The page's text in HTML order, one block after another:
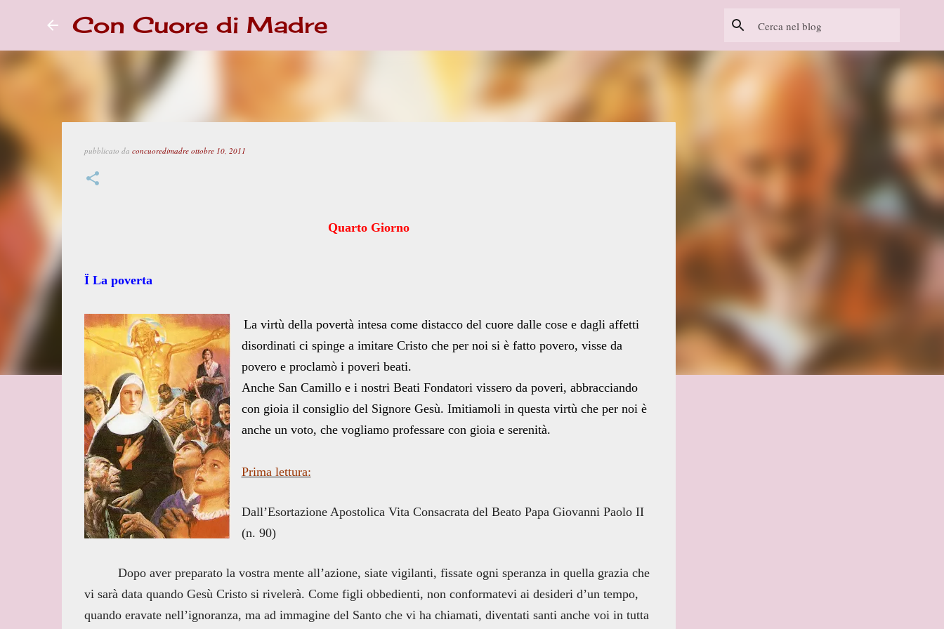
Con Cuore di Madre
pubblicato da concuoredimadre ottobre 10, 2011
Quarto Giorno
ÏLa poverta
La virtù della povertà intesa come distacco del cuore dalle cose e dagli affetti
disordinati ci spinge a imitare Cristo che per noi si è fatto povero, visse da
povero e proclamò i poveri beati.
Anche San Camillo e i nostri Beati Fondatori vissero da poveri, abbracciando
con gioia il consiglio del Signore Gesù. Imitiamoli in questa virtù che per noi è
anche un voto, che vogliamo professare con gioia e serenità.
Prima lettura:
Dall’Esortazione Apostolica Vita Consacrata del Beato Papa Giovanni Paolo II
(n. 90)
Dopo aver preparato la vostra mente all’azione, siate vigilanti, fissate ogni speranza in quella grazia che
vi sarà data quando Gesù Cristo si rivelerà. Come figli obbedienti, non conformatevi ai desideri d’un tempo,
quando eravate nell’ignoranza, ma ad immagine del Santo che vi ha chiamati, diventati santi anche voi in tutta